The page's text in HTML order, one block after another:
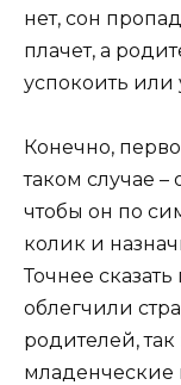
нет, сон
плачет, а
успокоить или
Конечно,
таком случае
чтобы он по
колик и
Точнее
облегчили
родителей, так
младенческие